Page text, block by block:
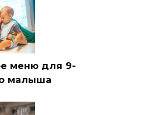
меню для 9-
малыша